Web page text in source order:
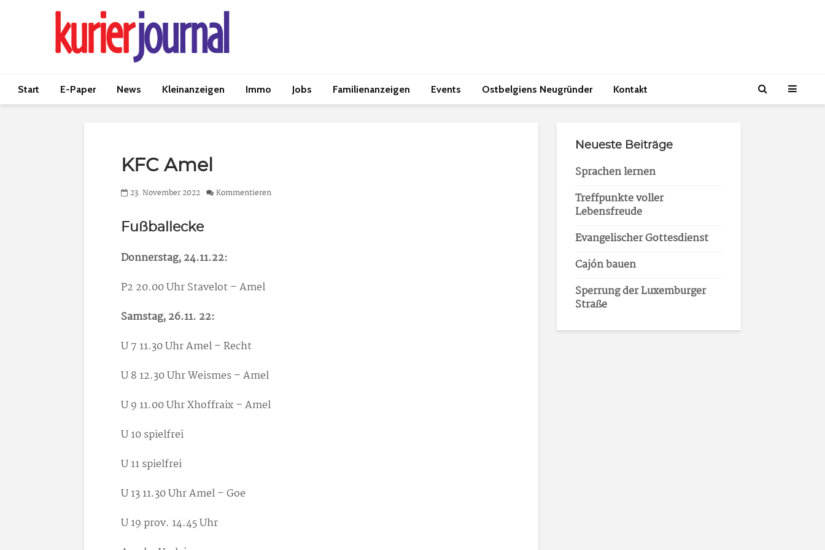
Start E-Paper News Kleinanzeigen Immo Jobs Familienanzeigen Events Ostbelgiens Neugründer Kontakt
KFC Amel
23. November 2022 Kommentieren
Fußballecke
Donnerstag, 24.11.22:
P2 20.00 Uhr Stavelot – Amel
Samstag, 26.11. 22:
U 7 11.30 Uhr Amel – Recht
U 8 12.30 Uhr Weismes – Amel
U 9 11.00 Uhr Xhoffraix – Amel
U 10 spielfrei
U 11 spielfrei
U 13 11.30 Uhr Amel – Goe
U 19 prov. 14.45 Uhr
Neueste Beiträge
Sprachen lernen
Treffpunkte voller
Lebensfreude
Evangelischer Gottesdienst
Cajón bauen
Sperrung der Luxemburger
Straße